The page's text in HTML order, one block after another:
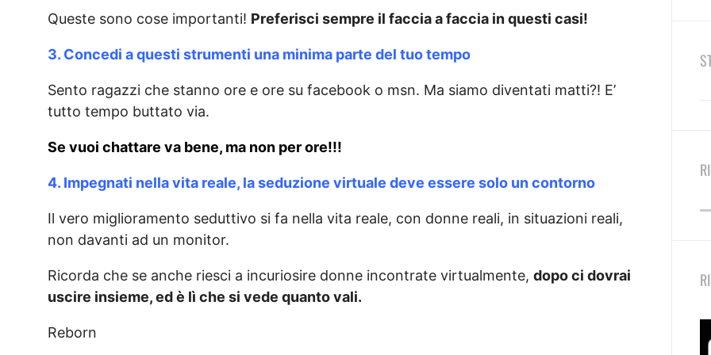
Queste sono cose importanti! Preferisci sempre il faccia a faccia in questi casi!
3. Concedi a questi strumenti una minima parte del tuo tempo
Sento ragazzi che stanno ore e ore su facebook o msn. Ma siamo diventati matti?! E’
tutto tempo buttato via.
Se vuoi chattare va bene, ma non per ore!!!
4. Impegnati nella vita reale, la seduzione virtuale deve essere solo un contorno
Il vero miglioramento seduttivo si fa nella vita reale, con donne reali, in situazioni reali,
non davanti ad un monitor.
Ricorda che se anche riesci a incuriosire donne incontrate virtualmente,dopo ci dovrai
uscire insieme, ed è lì che si vede quanto vali.
Reborn